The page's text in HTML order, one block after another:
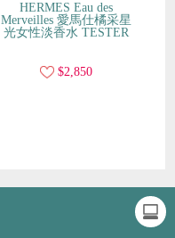
HERMES Eau des
Merveilles 愛馬仕橘采星
光女性淡香水 TESTER
$2,850